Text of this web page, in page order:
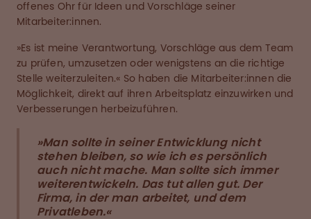
offenes Ohr für Ideen und Vorschläge seiner
Mitarbeiter:innen.
»Es ist meine Verantwortung, Vorschläge aus dem Team
zu prüfen, umzusetzen oder wenigstens an die richtige
Stelle weiterzuleiten.« So haben die Mitarbeiter:innen die
Möglichkeit, direkt auf ihren Arbeitsplatz einzuwirken und
Verbesserungen herbeizuführen.
»Man sollte in seiner Entwicklung nicht
stehen bleiben, so wie ich es persönlich
auch nicht mache. Man sollte sich immer
weiterentwickeln. Das tut allen gut. Der
Firma, in der man arbeitet, und dem
Privatleben.«